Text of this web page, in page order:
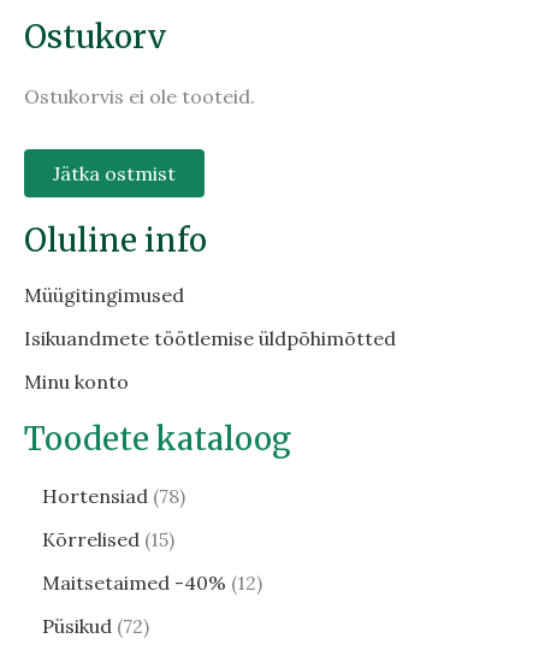
Ostukorv
Ostukorvis ei ole tooteid.
Jätka ostmist
Oluline info
Müügitingimused
Isikuandmete töötlemise üldpõhimõtted
Minu konto
Toodete kataloog
Hortensiad 78
Kõrrelised 15
Maitsetaimed -40% 12
Püsikud 72